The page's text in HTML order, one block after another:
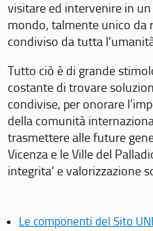
visitare ed intervenire in
mondo, talmente unico da
condiviso da tutta
Tutto ciò è di grande
costante di trovare
condivise, per onorare
della comunità
trasmettere alle future
Vicenza e le Ville del
integrita’ e valorizzazione
Le componenti del Sito